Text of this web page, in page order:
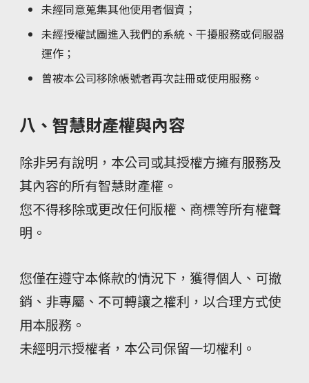
未經同意蒐集其他使用者個資；
未經授權試圖進入我們的系統、干擾服務或伺服器
運作；
曾被本公司移除帳號者再次註冊或使用服務。
八、智慧財產權與內容
除非另有說明，本公司或其授權方擁有服務及
其內容的所有智慧財產權。
您不得移除或更改任何版權、商標等所有權聲
明。
您僅在遵守本條款的情況下，獲得個人、可撤
銷、非專屬、不可轉讓之權利，以合理方式使
用本服務。
未經明示授權者，本公司保留一切權利。